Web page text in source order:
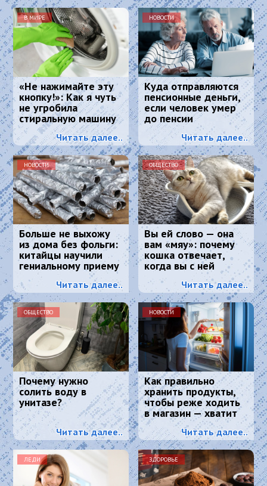
В МИРЕ
«Не нажимайте эту
кнопку!»: Как я чуть
не угробила
стиральную машину
и что спасло
ситуациюЧитать далее..
НОВОСТИ
Куда отправляются
пенсионные деньги,
если человек умер
до пенсии
Читать далее..
НОВОСТИ
Больше не выхожу
из дома без фольги:
китайцы научили
гениальному приему
- просто и дешево
Читать далее..
ОБЩЕСТВО
Вы ей слово — она
вам «мяу»: почему
кошка отвечает,
когда вы с ней
разговариваете
Читать далее..
ОБЩЕСТВО
Почему нужно
солить воду в
унитазе?
Читать далее..
НОВОСТИ
Как правильно
хранить продукты,
чтобы реже ходить
в магазин — хватит
надолго
Читать далее..
ЛЕДИ ЗДОРОВЬЕ